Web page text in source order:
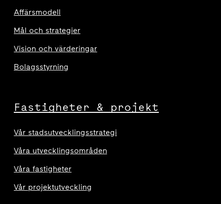
Affärsmodell
Mål och strategier
Vision och värderingar
Bolagsstyrning
Fastigheter & projekt
Vår stadsutvecklingsstrategi
Våra utvecklingsområden
Våra fastigheter
Vår projektutveckling